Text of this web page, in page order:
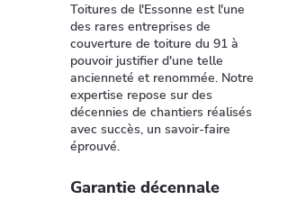
Toitures de l'Essonne est l'une
des rares entreprises de
couverture de toiture du 91 à
pouvoir justifier d'une telle
ancienneté et renommée. Notre
expertise repose sur des
décennies de chantiers réalisés
avec succès, un savoir-faire
éprouvé.
Garantie décennale